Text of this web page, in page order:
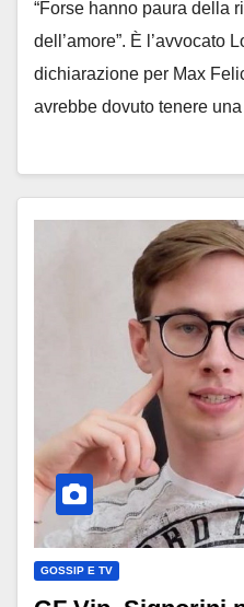
“Forse hanno paura della
dell’amore”. È l’avvocato
dichiarazione per Max
avrebbe dovuto tenere
GOSSIP E TV